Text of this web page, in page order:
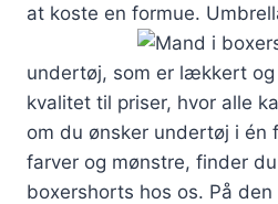
at koste en formue.
undertøj, som er lækkert
kvalitet til priser, hvor alle
om du ønsker undertøj i én
farver og mønstre, finder
boxershorts hos os. På